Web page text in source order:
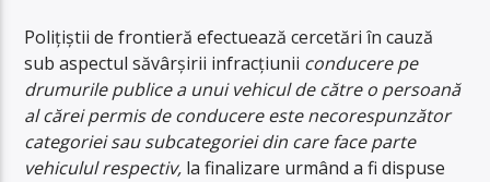
Poliţiştii de frontieră efectuează cercetări în cauză
sub aspectul săvârşirii infracţiunii conducere pe
drumurile publice a unui vehicul de către o persoană
al cărei permis de conducere este necorespunzător
categoriei sau subcategoriei din care face parte
vehiculul respectiv, la finalizare urmând a fi dispuse